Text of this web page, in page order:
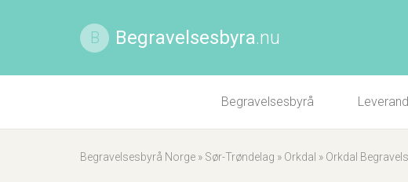
B Begravelsesbyra.nu
Begravelsesbyrå
Begravelsesbyrå Norge » Sør-Trøndelag » Orkdal » Orkdal